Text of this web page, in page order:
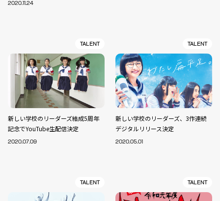
2020.11.24
TALENT
新しい学校のリーダーズ結成5周年
記念でYouTube生配信決定
2020.07.09
TALENT
新しい学校のリーダーズ、3作連続
デジタルリリース決定
2020.05.01
TALENT TALENT